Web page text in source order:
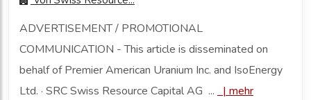
ADVERTISEMENT / PROMOTIONAL
COMMUNICATION - This article is disseminated on
behalf of Premier American Uranium Inc. and IsoEnergy
Ltd. · SRC Swiss Resource Capital AG ...
| mehr